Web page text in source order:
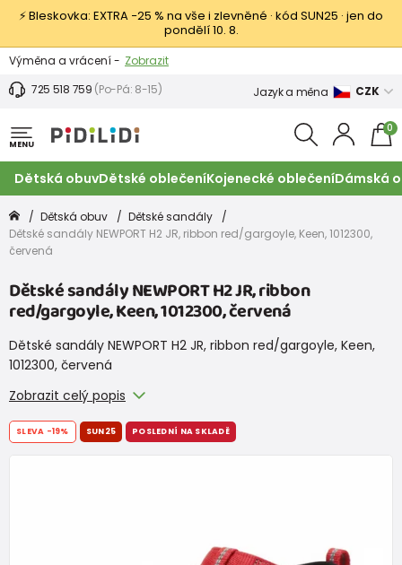
⚡ Bleskovka: EXTRA −25 % na vše i zlevněné · kód SUN25 · jen do
pondělí 10. 8.
Výměna a vrácení - Zobrazit
Sleva 100 Kč na první nákup -
725 518 759 (Po-Pá: 8-15) Jazyk a měna CZK
MENU
0
Dětská obuvDětské oblečeníKojenecké oblečeníDámská
Dětská obuv
Dětské sandály
Dětské sandály NEWPORT H2 JR, ribbon red/gargoyle, Keen, 1012300,
červená
Dětské sandály NEWPORT H2 JR, ribbon
red/gargoyle, Keen, 1012300, červená
Dětské sandály NEWPORT H2 JR, ribbon red/gargoyle, Keen,
1012300, červená
Zobrazit celý popis
SLEVA -19% SUN25 POSLEDNÍ NA SKLADĚ